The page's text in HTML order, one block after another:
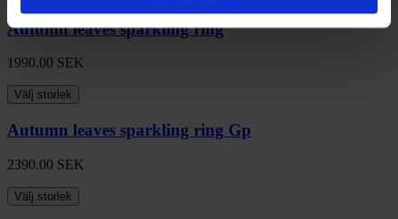
Autumn leaves sparkling ring
1990.00 SEK
Välj storlek
Autumn leaves sparkling ring Gp
2390.00 SEK
Välj storlek